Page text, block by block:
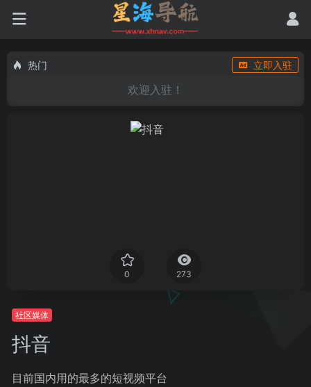
热门 立即入驻
欢迎入驻！
0 273
社区媒体
抖音
目前国内用的最多的短视频平台